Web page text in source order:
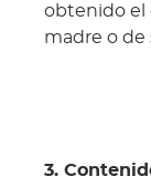
obtenido el
madre o de
3.